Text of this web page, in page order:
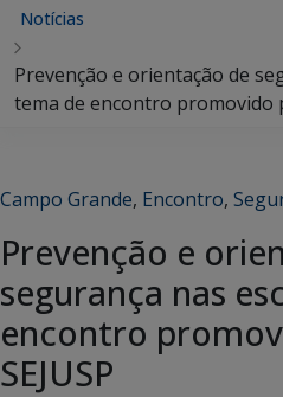
Notícias
Prevenção e orientação de
tema de encontro promovido
Campo Grande, Encontro,
Prevenção e
segurança nas
encontro
SEJUSP